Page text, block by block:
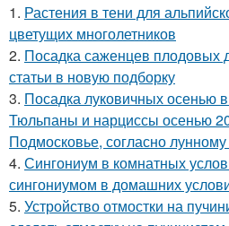
1. Растения в тени для
цветущих многолетников
2. Посадка саженцев плодовых
статьи в новую подборку
3. Посадка луковичных осенью
Тюльпаны и нарциссы осенью
Подмосковье, согласно
4. Сингониум в комнатных
сингониумом в домашних
5. Устройство отмостки на